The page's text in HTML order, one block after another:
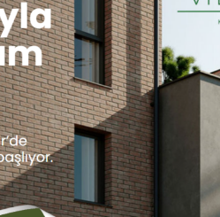
DETAYLAR
Park
Her yere
ve